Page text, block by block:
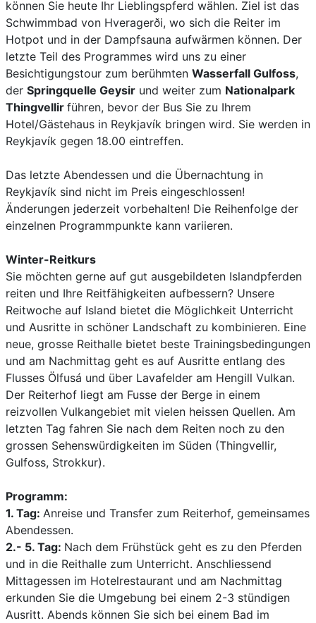
können Sie heute Ihr Lieblingspferd wählen. Ziel ist das
Schwimmbad von Hveragerði, wo sich die Reiter im
Hotpot und in der Dampfsauna aufwärmen können. Der
letzte Teil des Programmes wird uns zu einer
Besichtigungstour zum berühmten Wasserfall Gulfoss,
der Springquelle Geysir und weiter zum Nationalpark
Thingvellir führen, bevor der Bus Sie zu Ihrem
Hotel/Gästehaus in Reykjavík bringen wird. Sie werden in
Reykjavík gegen 18.00 eintreffen.
Das letzte Abendessen und die Übernachtung in
Reykjavík sind nicht im Preis eingeschlossen!
Änderungen jederzeit vorbehalten! Die Reihenfolge der
einzelnen Programmpunkte kann variieren.
Winter-Reitkurs
Sie möchten gerne auf gut ausgebildeten Islandpferden
reiten und Ihre Reitfähigkeiten aufbessern? Unsere
Reitwoche auf Island bietet die Möglichkeit Unterricht
und Ausritte in schöner Landschaft zu kombinieren. Eine
neue, grosse Reithalle bietet beste Trainingsbedingungen
und am Nachmittag geht es auf Ausritte entlang des
Flusses Ölfusá und über Lavafelder am Hengill Vulkan.
Der Reiterhof liegt am Fusse der Berge in einem
reizvollen Vulkangebiet mit vielen heissen Quellen. Am
letzten Tag fahren Sie nach dem Reiten noch zu den
grossen Sehenswürdigkeiten im Süden (Thingvellir,
Gulfoss, Strokkur).
Programm:
1. Tag: Anreise und Transfer zum Reiterhof, gemeinsames
Abendessen.
2.- 5. Tag: Nach dem Frühstück geht es zu den Pferden
und in die Reithalle zum Unterricht. Anschliessend
Mittagessen im Hotelrestaurant und am Nachmittag
erkunden Sie die Umgebung bei einem 2-3 stündigen
Ausritt. Abends können Sie sich bei einem Bad im